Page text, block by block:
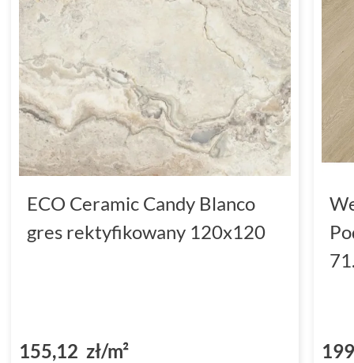
ECO Ceramic Candy Blanco
gres rektyfikowany 120x120
155,12 zł/m²